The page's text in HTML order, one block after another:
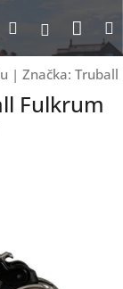
Hledat
| Značka: Truball
Fulkrum